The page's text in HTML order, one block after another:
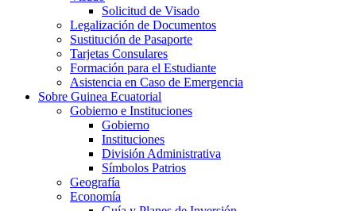
Solicitud de Visado
Legalización de Documentos
Sustitución de Pasaporte
Tarjetas Consulares
Formación para el Estudiante
Asistencia en Caso de Emergencia
Sobre Guinea Ecuatorial
Gobierno e Instituciones
Gobierno
Instituciones
División Administrativa
Símbolos Patrios
Geografía
Economía